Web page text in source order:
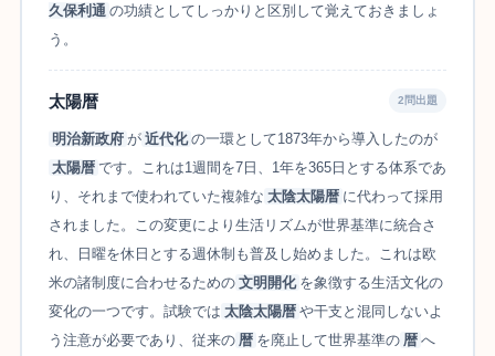
久保利通 の功績としてしっかりと区別して覚えておきましょ
う。
太陽暦 2問出題
明治新政府 が 近代化 の一環として1873年から導入したのが
太陽暦 です。これは1週間を7日、1年を365日とする体系であ
り、それまで使われていた複雑な 太陰太陽暦 に代わって採用
されました。この変更により生活リズムが世界基準に統合さ
れ、日曜を休日とする週休制も普及し始めました。これは欧
米の諸制度に合わせるための 文明開化 を象徴する生活文化の
変化の一つです。試験では 太陰太陽暦 や干支と混同しないよ
う注意が必要であり、従来の 暦 を廃止して世界基準の 暦 へ